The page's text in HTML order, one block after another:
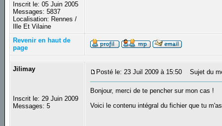
Inscrit le: 05 Juin 2005
Messages: 5837
Localisation: Rennes /
Ille Et Vilaine
Revenir en haut de
page
Jilimay
Inscrit le: 29 Juin 2009
Messages: 5
Posté le: 23 Juil 2009 à 15:50 Sujet du
Bonjour, merci de te pencher sur mon cas !
Voici le contenu intégral du fichier que tu